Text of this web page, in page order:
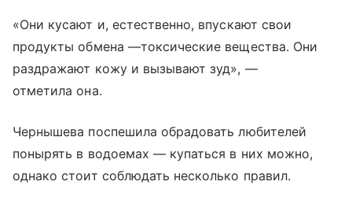
«Они кусают и, естественно, впускают свои
продукты обмена —токсические вещества. Они
раздражают кожу и вызывают зуд», —
отметила она.
Чернышева поспешила обрадовать любителей
понырять в водоемах — купаться в них можно,
однако стоит соблюдать несколько правил.